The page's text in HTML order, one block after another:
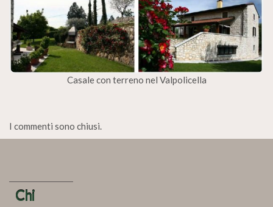
Casale con terreno nel Valpolicella
I commenti sono chiusi.
Chi